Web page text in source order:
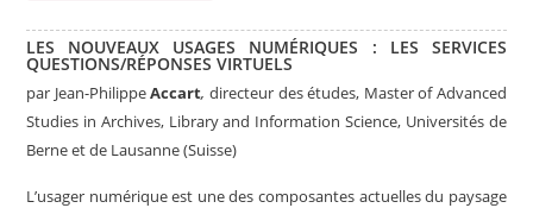
LES NOUVEAUX USAGES NUMÉRIQUES : LES SERVICES
QUESTIONS/RÉPONSES VIRTUELS
par Jean-PhilippeAccart, directeur des études, Master of Advanced
Studies in Archives, Library and Information Science, Universités de
Berne et de Lausanne (Suisse)
L’usager numérique est une des composantes actuelles du paysage